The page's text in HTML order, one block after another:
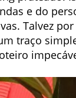
e do
Talvez
traço